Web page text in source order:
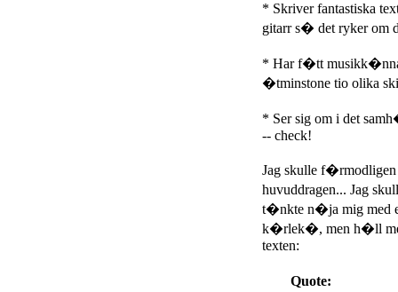
* Skriver fantastiska
gitarr s� det ryker om
* Har f�tt
�tminstone tio olika
* Ser sig om i det
-- check!
Jag skulle
huvuddragen... Jag
t�nkte n�ja mig med
k�rlek�, men h�ll
texten:
Quote: